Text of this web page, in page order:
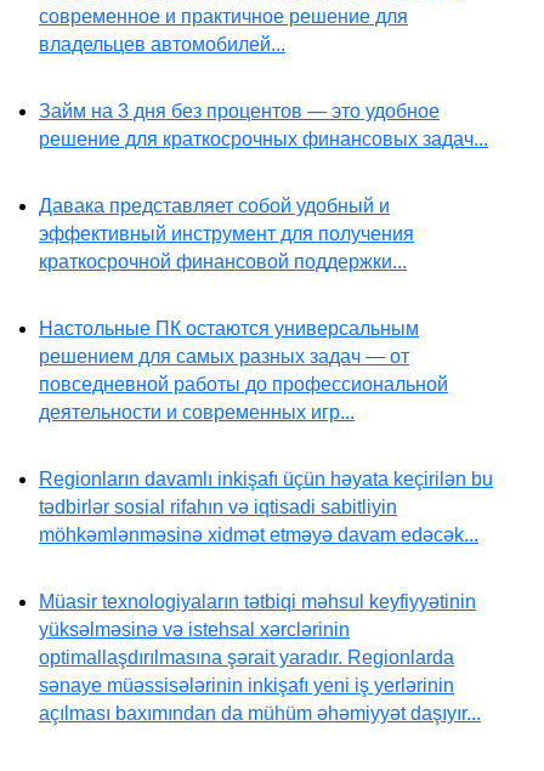
современное и практичное решение для
владельцев автомобилей...
Займ на 3 дня без процентов — это удобное
решение для краткосрочных финансовых задач...
Давака представляет собой удобный и
эффективный инструмент для получения
краткосрочной финансовой поддержки...
Настольные ПК остаются универсальным
решением для самых разных задач — от
повседневной работы до профессиональной
деятельности и современных игр...
Regionların davamlı inkişafı üçün həyata keçirilən bu
tədbirlər sosial rifahın və iqtisadi sabitliyin
möhkəmlənməsinə xidmət etməyə davam edəcək...
Müasir texnologiyaların tətbiqi məhsul keyfiyyətinin
yüksəlməsinə və istehsal xərclərinin
optimallaşdırılmasına şərait yaradır. Regionlarda
sənaye müəssisələrinin inkişafı yeni iş yerlərinin
açılması baxımından da mühüm əhəmiyyət daşıyır...